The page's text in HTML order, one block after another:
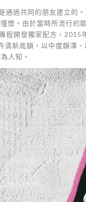
過共同的朋友建立的
憬。由於當時所流行
程開發獨家配方，
新底韻，以中度韻澤
人知。